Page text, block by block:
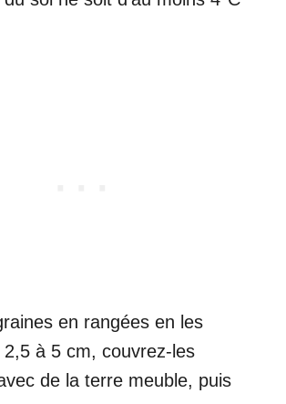
en rangées en les
à 5 cm, couvrez-les
de la terre meuble, puis